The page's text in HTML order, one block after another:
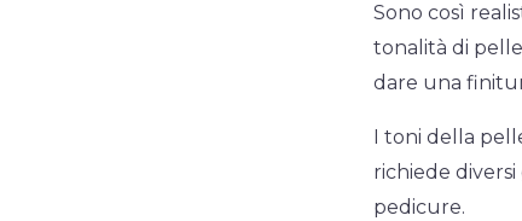
Sono così
tonalità di
dare una
I toni della
richiede
pedicure.